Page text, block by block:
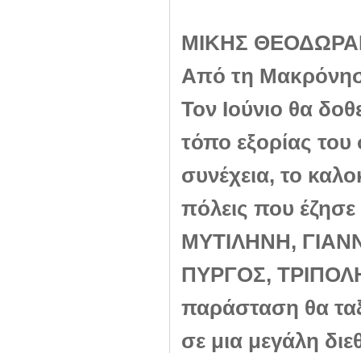
ΜΙΚΗΣ
Από τη
Τον Ιούνιο θα
τόπο εξορίας
συνέχεια, το
πόλεις που
ΜΥΤΙΛΗΝΗ,
ΠΥΡΓΟΣ,
παράσταση θα
σε μια μεγάλη